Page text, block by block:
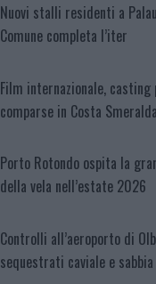
Nuovi stalli residenti a
Comune completa l’iter
Film internazionale, casting
comparse in Costa Smeralda
Porto Rotondo ospita la
della vela nell’estate 2026
Controlli all’aeroporto di
sequestrati caviale e